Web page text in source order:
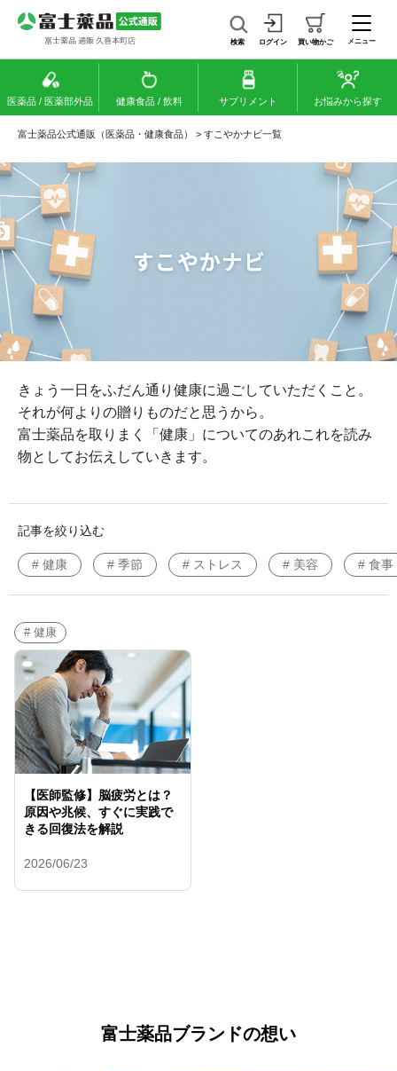
検索 ログイン 買い物かご メニュー
医薬品 / 医薬部外品 健康食品 / 飲料 サプリメント お悩みから探す
富士薬品公式通販（医薬品・健康食品） > すこやかナビ一覧
きょう一日をふだん通り健康に過ごしていただくこと。
それが何よりの贈りものだと思うから。
富士薬品を取りまく「健康」についてのあれこれを読み
物としてお伝えしていきます。
記事を絞り込む
# 健康 # 季節 # ストレス # 美容 # 食事
# 健康
【医師監修】脳疲労とは？
原因や兆候、すぐに実践で
きる回復法を解説
2026/06/23
富士薬品ブランドの想い